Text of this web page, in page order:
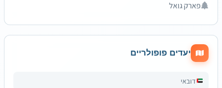
פארק גואל
יעדים פופולריים
דובאי